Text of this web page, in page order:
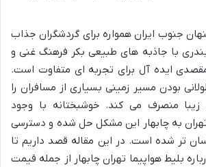
جنوب ایران همواره برای گردشگران جذاب
با جاذبه های طبیعی بکر فرهنگ غنی و
ایده آل برای تجربه ای متفاوت است.
بودن مسیر زمینی بسیاری از مسافران را
منصرف می کند. خوشبختانه با وجود
به چابهار این مشکل حل شده و دسترسی
تر شده است. در این مقاله قصد داریم تا
بلیط هواپیما تهران چابهار از جمله قیمت